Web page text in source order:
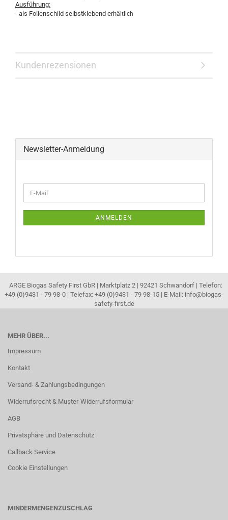
Ausführung:
- als Folienschild selbstklebend erhältlich
Kundenrezensionen
Newsletter-Anmeldung
ZUR
E-
Mail
ANMELDEN
ARGE Biogas Safety First GbR | Marktplatz 2 | 92421 Schwandorf | Telefon:
+49 (0)9431 - 79 98-0 | Telefax: +49 (0)9431 - 79 98-15 | E-Mail: info@biogas-
safety-first.de
MEHR ÜBER...
Impressum
Kontakt
Versand- & Zahlungsbedingungen
Widerrufsrecht & Muster-Widerrufsformular
AGB
Privatsphäre und Datenschutz
Callback Service
Cookie Einstellungen
MINDERMENGENZUSCHLAG